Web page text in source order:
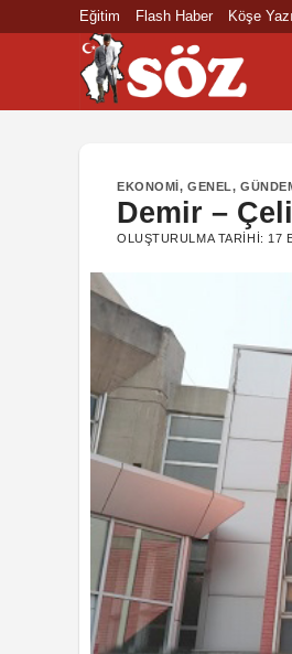
Eğitim Flash Haber Köşe
EKONOMI,GENEL,
Demir –
OLUŞTURULMA TARIHI: 17